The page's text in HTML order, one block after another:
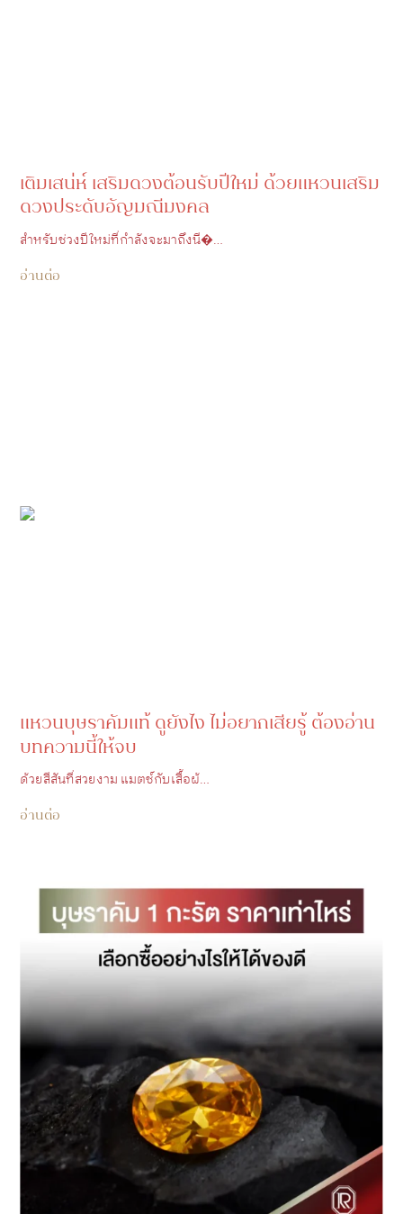
เติมเสน่ห์ เสริมดวงต้อนรับปีใหม่ ด้วยแหวนเสริม
ดวงประดับอัญมณีมงคล
สำหรับช่วงปีใหม่ที่กำลังจะมาถึงนี�…
อ่านต่อ
แหวนบุษราคัมแท้ ดูยังไง ไม่อยากเสียรู้ ต้องอ่าน
บทความนี้ให้จบ
ด้วยสีสันที่สวยงาม แมตช์กับเสื้อผ้…
อ่านต่อ